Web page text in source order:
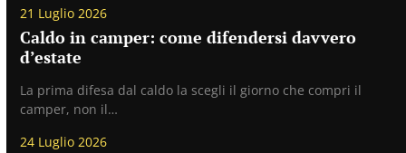
21 Luglio 2026
Caldo in camper: come difendersi davvero
d’estate
La prima difesa dal caldo la scegli il giorno che compri il
camper, non il…
24 Luglio 2026